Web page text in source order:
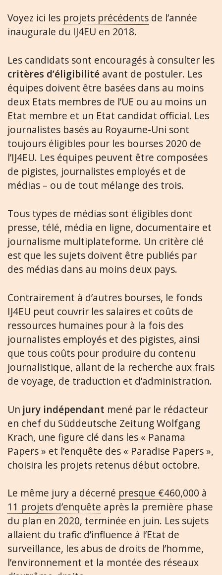
Voyez ici les projets précédents de l’année
inaugurale du IJ4EU en 2018.
Les candidats sont encouragés à consulter les
critères d’éligibilité avant de postuler. Les
équipes doivent être basées dans au moins
deux Etats membres de l’UE ou au moins un
Etat membre et un Etat candidat official. Les
journalistes basés au Royaume-Uni sont
toujours éligibles pour les bourses 2020 de
l’IJ4EU. Les équipes peuvent être composées
de pigistes, journalistes employés et de
médias – ou de tout mélange des trois.
Tous types de médias sont éligibles dont
presse, télé, média en ligne, documentaire et
journalisme multiplateforme. Un critère clé
est que les sujets doivent être publiés par
des médias dans au moins deux pays.
Contrairement à d’autres bourses, le fonds
IJ4EU peut couvrir les salaires et coûts de
ressources humaines pour à la fois des
journalistes employés et des pigistes, ainsi
que tous coûts pour produire du contenu
journalistique, allant de la recherche aux frais
de voyage, de traduction et d’administration.
Un jury indépendant mené par le rédacteur
en chef du Süddeutsche Zeitung Wolfgang
Krach, une figure clé dans les « Panama
Papers » et l’enquête des « Paradise Papers »,
choisira les projets retenus début octobre.
Le même jury a décerné presque €460,000 à
11 projets d’enquête après la première phase
du plan en 2020, terminée en juin. Les sujets
allaient du trafic d’influence à l’Etat de
surveillance, les abus de droits de l’homme,
l’environnement et la montée des réseaux